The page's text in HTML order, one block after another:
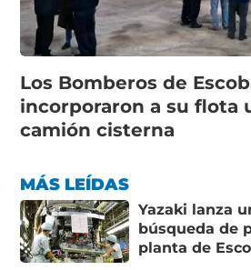
Los Bomberos de
incorporaron a su flota
camión cisterna
MÁS LEÍDAS
Yazaki lanza
búsqueda de
planta de